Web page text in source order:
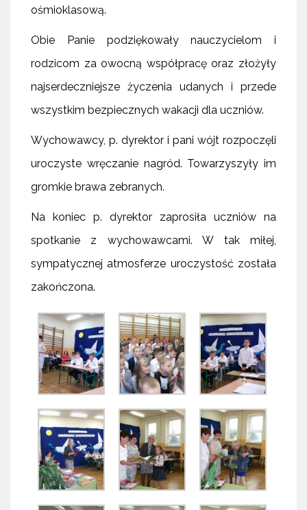
ośmioklasową.
Obie Panie podziękowały nauczycielom i
rodzicom za owocną współpracę oraz złożyły
najserdeczniejsze życzenia udanych i przede
wszystkim bezpiecznych wakacji dla uczniów.
Wychowawcy, p. dyrektor i pani wójt rozpoczęli
uroczyste wręczanie nagród. Towarzyszyły im
gromkie brawa zebranych.
Na koniec p. dyrektor zaprosiła uczniów na
spotkanie z wychowawcami. W tak miłej,
sympatycznej atmosferze uroczystość została
zakończona.